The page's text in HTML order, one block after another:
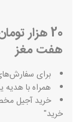
20 هزار
هفت مغز
برای سفارش‌های بالای
همراه با هدیه یک
خرید آجیل
خرید"